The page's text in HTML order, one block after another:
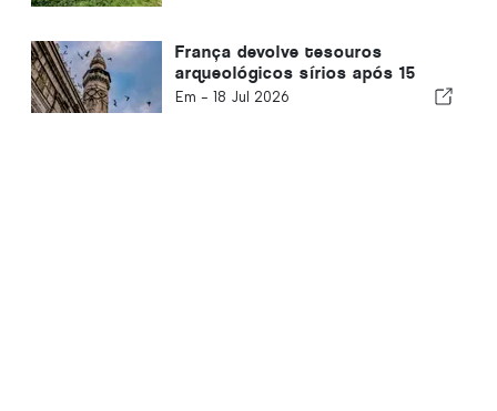
França devolve tesouros
arqueológicos sírios após 15
anos
Em - 18 Jul 2026